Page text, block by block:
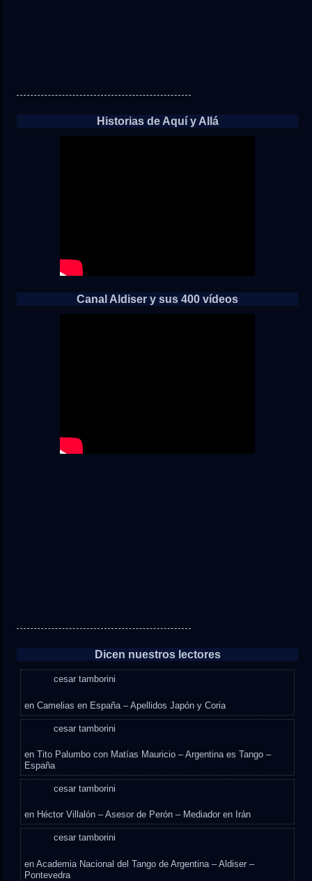
Historias de Aquí y Allá
Canal Aldiser y sus 400 vídeos
Dicen nuestros lectores
cesar tamborini
enCamelias en España – Apellidos Japón y Coria
cesar tamborini
enTito Palumbo con Matías Mauricio – Argentina es Tango –
España
cesar tamborini
en Héctor Villalón – Asesor de Perón – Mediador en Irán
cesar tamborini
enAcademia Nacional del Tango de Argentina – Aldiser –
Pontevedra